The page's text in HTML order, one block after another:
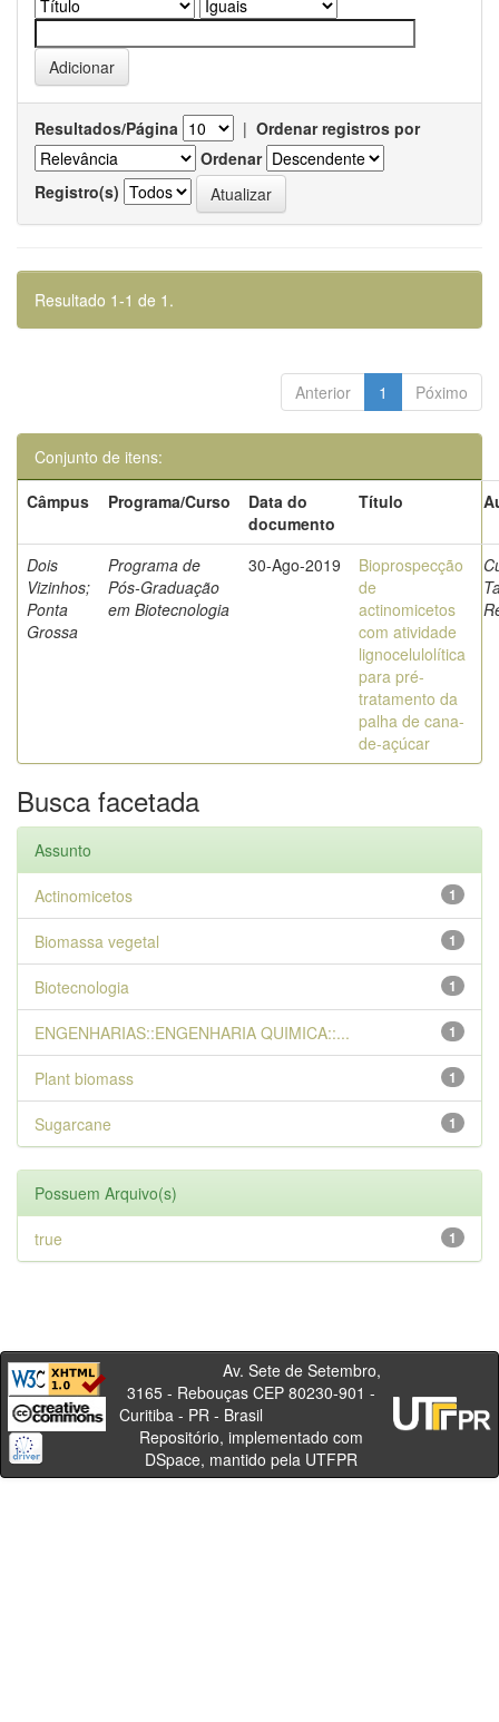
Resultados/Página | Ordenar registros por
Ordenar
Registro(s)
Resultado 1-1 de 1.
Anterior 1 Póximo
Conjunto de itens:
Câmpus
Programa/Curso
Data do
documento
Título
Dois
Vizinhos;
Ponta
Grossa
Programa de
Pós-Graduação
em Biotecnologia
30-Ago-2019
Bioprospecção
de
actinomicetos
com atividade
lignocelulolítica
para pré-
tratamento da
palha de cana-
de-açúcar
Busca facetada
Assunto
1
Actinomicetos
1
Biomassa vegetal
1
Biotecnologia
1
ENGENHARIAS::ENGENHARIA QUIMICA::...
1
Plant biomass
1
Sugarcane
Possuem Arquivo(s)
1
true
Av. Sete de Setembro,
3165 - Rebouças CEP 80230-901 -
Curitiba - PR - Brasil
Repositório, implementado com
DSpace, mantido pela UTFPR